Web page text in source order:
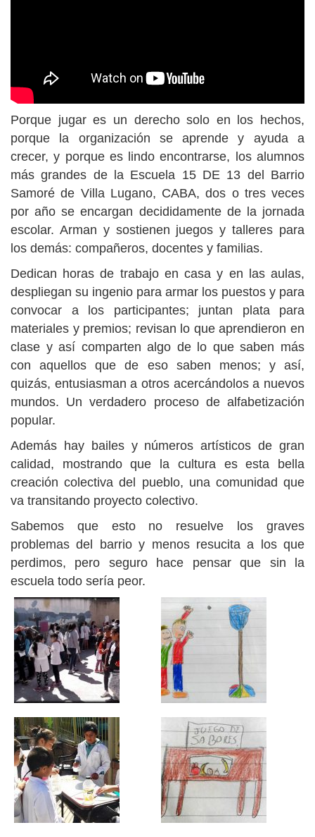
Porque jugar es un derecho solo en los hechos,
porque la organización se aprende y ayuda a
crecer, y porque es lindo encontrarse, los alumnos
más grandes de la Escuela 15 DE 13 del Barrio
Samoré de Villa Lugano, CABA, dos o tres veces
por año se encargan decididamente de la jornada
escolar. Arman y sostienen juegos y talleres para
los demás: compañeros, docentes y familias.
Dedican horas de trabajo en casa y en las aulas,
despliegan su ingenio para armar los puestos y para
convocar a los participantes; juntan plata para
materiales y premios; revisan lo que aprendieron en
clase y así comparten algo de lo que saben más
con aquellos que de eso saben menos; y así,
quizás, entusiasman a otros acercándolos a nuevos
mundos. Un verdadero proceso de alfabetización
popular.
Además hay bailes y números artísticos de gran
calidad, mostrando que la cultura es esta bella
creación colectiva del pueblo, una comunidad que
va transitando proyecto colectivo.
Sabemos que esto no resuelve los graves
problemas del barrio y menos resucita a los que
perdimos, pero seguro hace pensar que sin la
escuela todo sería peor.